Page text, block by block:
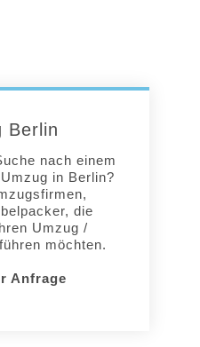
Berlin
nach einem
in Berlin?
die
Umzug /
möchten.
Anfrage